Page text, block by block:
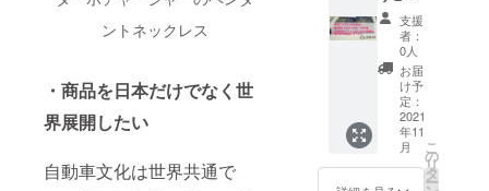
ントネックレス
・商品を日本だけでなく世
界展開したい
自動車文化は世界共通で
像で
す。 実
際のサ
イズは
上記記
載の直
径をご
参考く
ださ
い。
クーポ
ン 上記
2点を、
ご登録
されて
いる住
所へ郵
便させ
て頂き
ます。
いま
す】 ・
天然ダ
イヤモ
ンド
0.02ct
（直径
約1.7ｍ
ｍ）の
ルース
を1個
支援
者：
0人
お届
け予
定：
2021
年11
月
こ
の
リ
タ
ー